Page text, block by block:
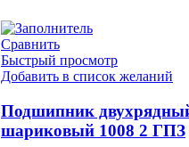
Сравнить
Быстрый просмотр
Добавить в список желаний
Подшипник
шариковый 1008 2 ГПЗ